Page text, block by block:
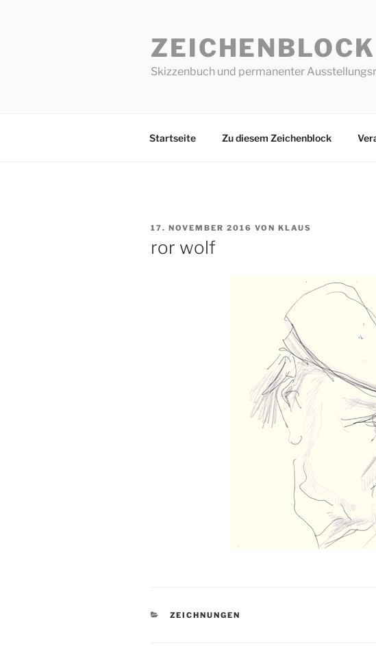
ZEICHENBLOCK
Skizzenbuch und permanenter
Startseite Zu diesem Zeichenblock
VERÖFFENTLICHT
17. NOVEMBER 2016 VON KLAUS
ror wolf
KATEGORIEN
ZEICHNUNGEN